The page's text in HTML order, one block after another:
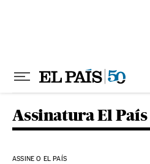
Assinatura El
ASSINE O EL PAÍS